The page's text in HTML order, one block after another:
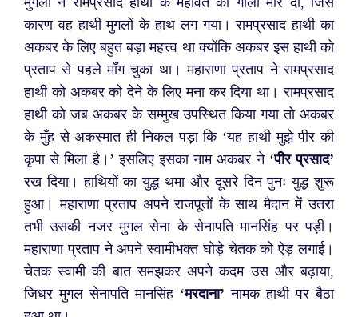
कारण वह हाथी मुगलों के हाथ लग गया। रामप्रसाद हाथी का
अकबर के लिए बहुत बड़ा महत्त्व था क्योंकि अकबर इस हाथी को
प्रताप से पहले माँग चुका था। महाराणा प्रताप ने रामप्रसाद
हाथी को अकबर को देने के लिए मना कर दिया था। रामप्रसाद
हाथी को जब अकबर के सम्मुख उपस्थित किया गया तो अकबर
के मुँह से अकस्मात ही निकल पड़ा कि ‘यह हाथी मुझे पीर की
कृपा से मिला है।’ इसलिए इसका नाम अकबर ने ‘पीर प्रसाद’
रख दिया।हाथियों का युद्ध थमा और दूसरे दिन पुनः युद्ध शुरू
हुआ। महाराणा प्रताप अपने राजपूतों के साथ मैदान में उतरा
तभी उसकी नजर मुगल सेना के सेनापति मानसिंह पर पड़ी।
महाराणा प्रताप ने अपने स्वामीभक्त घोड़े चेतक को ऐड़ लगाई।
चेतक स्वामी की बात समझकर अपने कदम उस और बढ़ाया,
जिधर मुगल सेनापति मानसिंह ‘मरदाना’ नामक हाथी पर बैठा